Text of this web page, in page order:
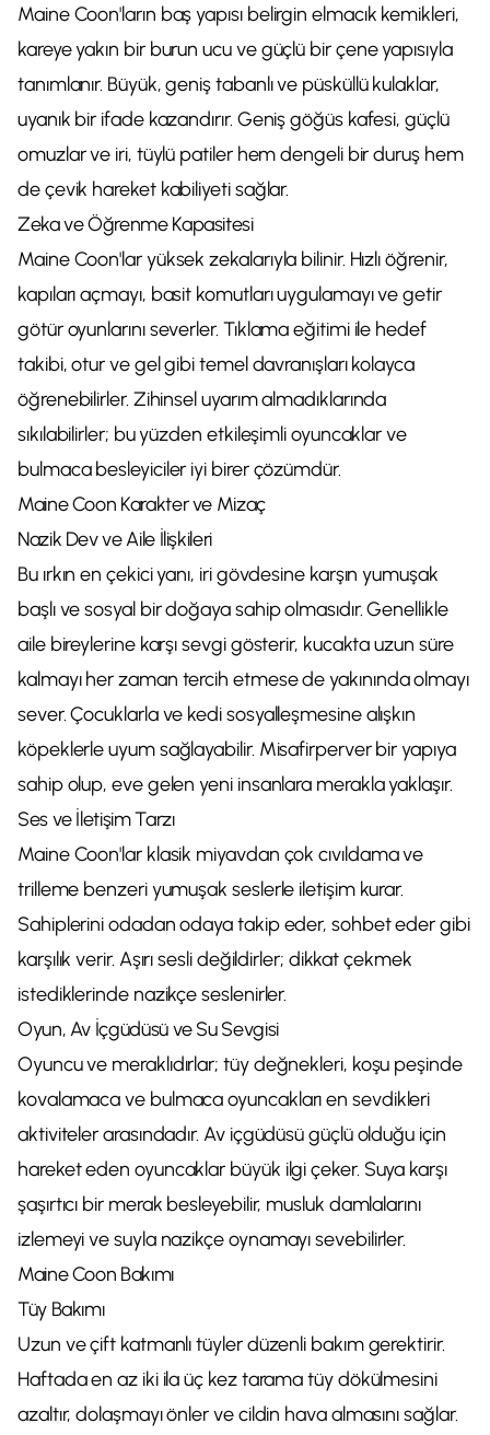
Maine Coon'ların baş yapısı belirgin elmacık kemikleri,
kareye yakın bir burun ucu ve güçlü bir çene yapısıyla
tanımlanır. Büyük, geniş tabanlı ve püsküllü kulaklar,
uyanık bir ifade kazandırır. Geniş göğüs kafesi, güçlü
omuzlar ve iri, tüylü patiler hem dengeli bir duruş hem
de çevik hareket kabiliyeti sağlar.
Zeka ve Öğrenme Kapasitesi
Maine Coon'lar yüksek zekalarıyla bilinir. Hızlı öğrenir,
kapıları açmayı, basit komutları uygulamayı ve getir
götür oyunlarını severler. Tıklama eğitimi ile hedef
takibi, otur ve gel gibi temel davranışları kolayca
öğrenebilirler. Zihinsel uyarım almadıklarında
sıkılabilirler; bu yüzden etkileşimli oyuncaklar ve
bulmaca besleyiciler iyi birer çözümdür.
Maine Coon Karakter ve Mizaç
Nazik Dev ve Aile İlişkileri
Bu ırkın en çekici yanı, iri gövdesine karşın yumuşak
başlı ve sosyal bir doğaya sahip olmasıdır. Genellikle
aile bireylerine karşı sevgi gösterir, kucakta uzun süre
kalmayı her zaman tercih etmese de yakınında olmayı
sever. Çocuklarla ve kedi sosyalleşmesine alışkın
köpeklerle uyum sağlayabilir. Misafirperver bir yapıya
sahip olup, eve gelen yeni insanlara merakla yaklaşır.
Ses ve İletişim Tarzı
Maine Coon'lar klasik miyavdan çok cıvıldama ve
trilleme benzeri yumuşak seslerle iletişim kurar.
Sahiplerini odadan odaya takip eder, sohbet eder gibi
karşılık verir. Aşırı sesli değildirler; dikkat çekmek
istediklerinde nazikçe seslenirler.
Oyun, Av İçgüdüsü ve Su Sevgisi
Oyuncu ve meraklıdırlar; tüy değnekleri, koşu peşinde
kovalamaca ve bulmaca oyuncakları en sevdikleri
aktiviteler arasındadır. Av içgüdüsü güçlü olduğu için
hareket eden oyuncaklar büyük ilgi çeker. Suya karşı
şaşırtıcı bir merak besleyebilir, musluk damlalarını
izlemeyi ve suyla nazikçe oynamayı sevebilirler.
Maine Coon Bakımı
Tüy Bakımı
Uzun ve çift katmanlı tüyler düzenli bakım gerektirir.
Haftada en az iki ila üç kez tarama tüy dökülmesini
azaltır, dolaşmayı önler ve cildin hava almasını sağlar.